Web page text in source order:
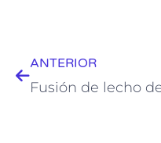
ANTERIOR